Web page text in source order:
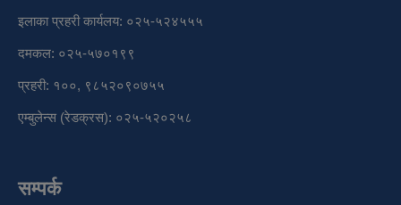
इलाका प्रहरी कार्यलय: ०२५-५२४५५५
दमकल: ०२५-५७०१९९
प्रहरी: १००, ९८५२०९०७५५
एम्बुलेन्स (रेडक्रस): ०२५-५२०२५८
सम्पर्क